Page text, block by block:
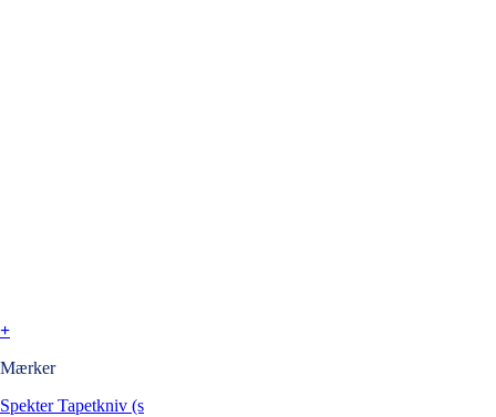
+
Mærker
Spekter Tapetkniv (s